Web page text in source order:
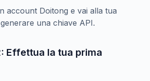
account Doitong e vai alla tua
una chiave API.
Effettua la tua prima